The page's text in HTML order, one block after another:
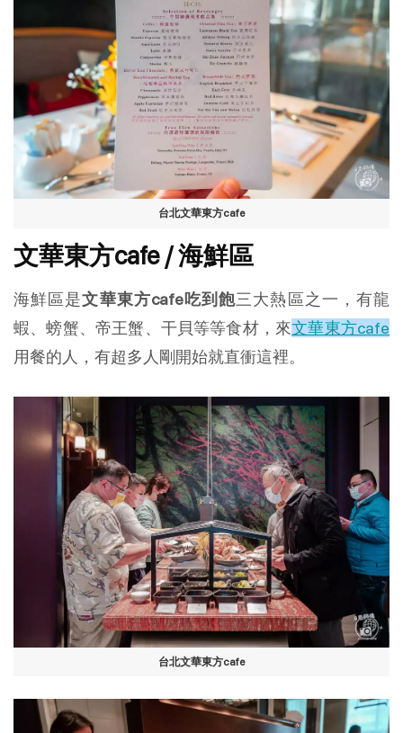
台北文華東方cafe
文華東方cafe / 海鮮區
海鮮區是文華東方cafe吃到飽三大熱區之一，有龍
蝦、螃蟹、帝王蟹、干貝等等食材，來文華東方cafe
用餐的人，有超多人剛開始就直衝這裡。
台北文華東方cafe